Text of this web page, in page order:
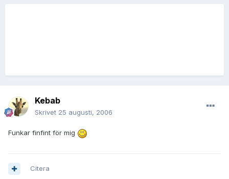
Kebab
Skrivet 25 augusti, 2006
Funkar finfint för mig
Citera